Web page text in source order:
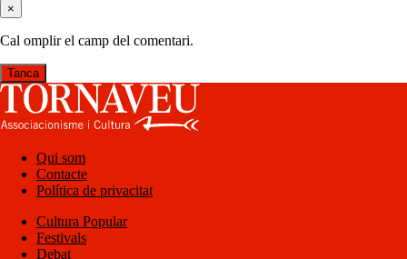
×
Cal omplir el camp del comentari.
Tanca
Qui som
Contacte
Política de privacitat
Cultura Popular
Festivals
Debat